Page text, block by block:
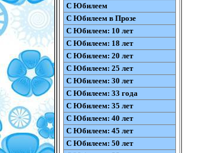
С Юбилеем
С Юбилеем в Прозе
С Юбилеем: 10 лет
С Юбилеем: 18 лет
С Юбилеем: 20 лет
С Юбилеем: 25 лет
С Юбилеем: 30 лет
С Юбилеем: 33 года
С Юбилеем: 35 лет
С Юбилеем: 40 лет
С Юбилеем: 45 лет
С Юбилеем: 50 лет